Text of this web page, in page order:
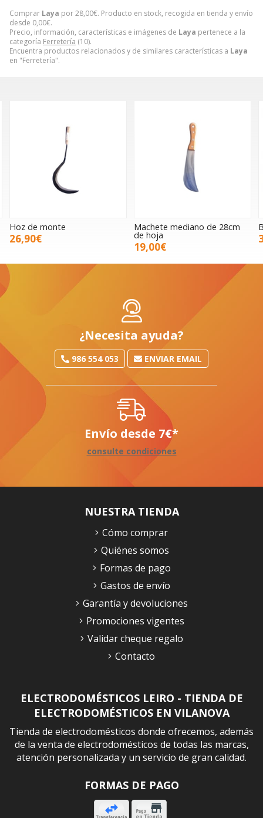
Comprar Laya por28,00€. Producto en stock, recogida en tienda y envío
desde 0,00€.
Precio, información, características e imágenes de Laya pertenece a la
categoría Ferretería (10).
Encuentra productos relacionados y de similares características a Laya
en "Ferretería".
Hoz de monte
26,90€
Machete mediano de 28cm
de hoja
19,00€
¿Necesita ayuda?
986 554 053 ENVIAR EMAIL
Envío desde 7€*
consulte condiciones
ELECTRODOMÉSTICOS LEIRO - TIENDA DE
ELECTRODOMÉSTICOS EN VILANOVA
Tienda de electrodomésticos donde ofrecemos, además
de la venta de electrodomésticos de todas las marcas,
atención personalizada y un servicio de gran calidad.
FORMAS DE PAGO
NUESTRA TIENDA
Cómo comprar
Quiénes somos
Formas de pago
Gastos de envío
Garantía y devoluciones
Promociones vigentes
Validar cheque regalo
Contacto